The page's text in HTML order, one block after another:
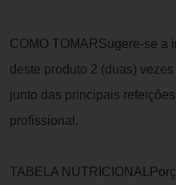
COMO TOMARSugere-se a
deste produto 2 (duas)
junto das principais
profissional.
TABELA